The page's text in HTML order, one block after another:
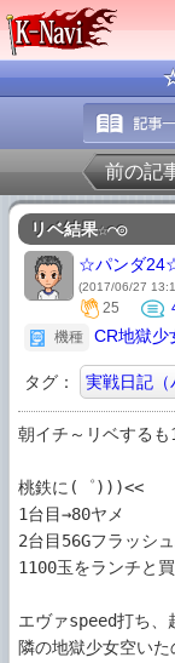
前の記
リベ結果☆⌒◎
☆パンダ
(2017/06/27
25
機種
CR地獄少
タグ： 実戦日記（
朝イチ～リベするも
桃鉄に(゜)))<<
1台目→80ヤメ
2台目56Gフラッシ
1100玉をランチと
エヴァspeed打ち、
隣の地獄少女空いた